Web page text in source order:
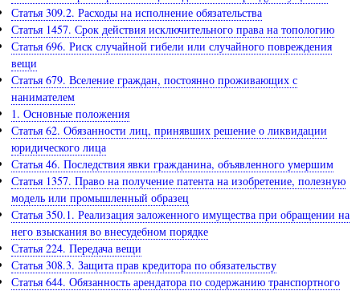
Статья 309.2. Расходы на исполнение обязательства
Статья 1457. Срок действия исключительного права на топологию
Статья 696. Риск случайной гибели или случайного повреждения
вещи
Статья 679. Вселение граждан, постоянно проживающих с
нанимателем
1. Основные положения
Статья 62. Обязанности лиц, принявших решение о ликвидации
юридического лица
Статья 46. Последствия явки гражданина, объявленного умершим
Статья 1357. Право на получение патента на изобретение, полезную
модель или промышленный образец
Статья 350.1. Реализация заложенного имущества при обращении на
него взыскания во внесудебном порядке
Статья 224. Передача вещи
Статья 308.3. Защита прав кредитора по обязательству
Статья 644. Обязанность арендатора по содержанию транспортного